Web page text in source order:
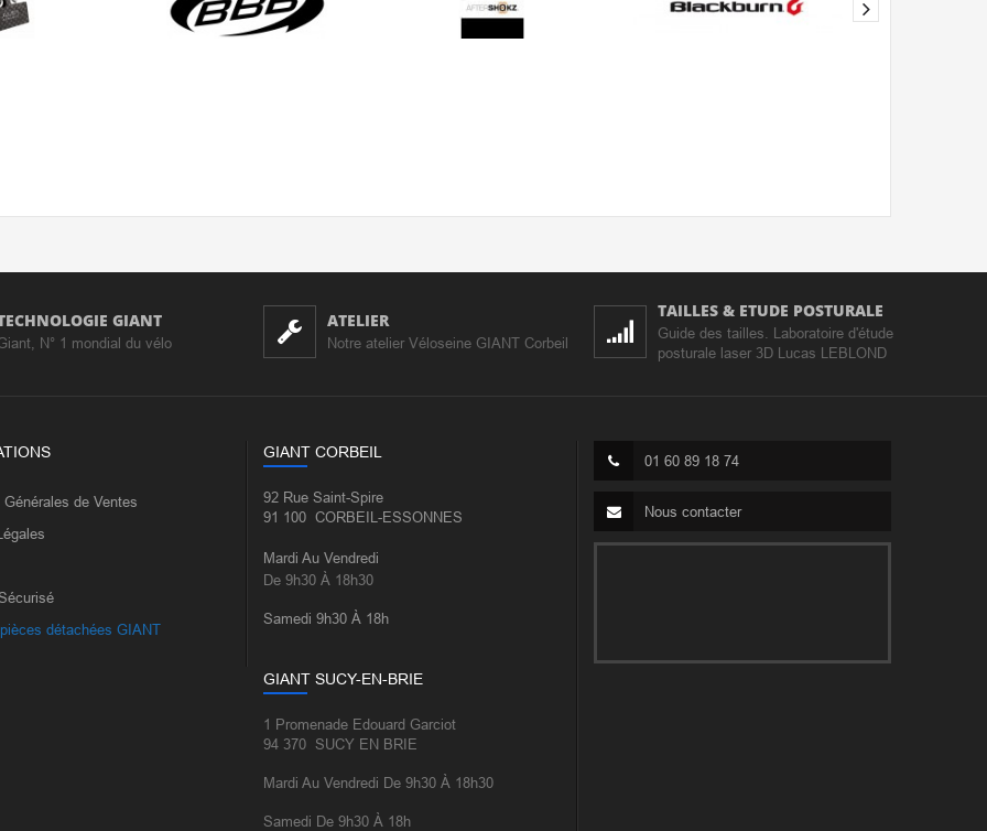
GIANT
N° 1 mondial du vélo
ATELIER
Notre atelier Véloseine GIANT Corbeil
TAILLES & ETUDE POSTURALE
Guide des tailles. Laboratoire d'étude
posturale laser 3D Lucas LEBLOND
de Ventes
détachées GIANT
GIANT CORBEIL
92 Rue Saint-Spire
91 100 CORBEIL-ESSONNES
Mardi Au Vendredi
De 9h30 À 18h30
Samedi 9h30 À 18h
GIANT SUCY-EN-BRIE
1 Promenade Edouard Garciot
94 370 SUCY EN BRIE
Mardi Au Vendredi De 9h30 À 18h30
Samedi De 9h30 À 18h
01 60 89 18 74
Nous contacter